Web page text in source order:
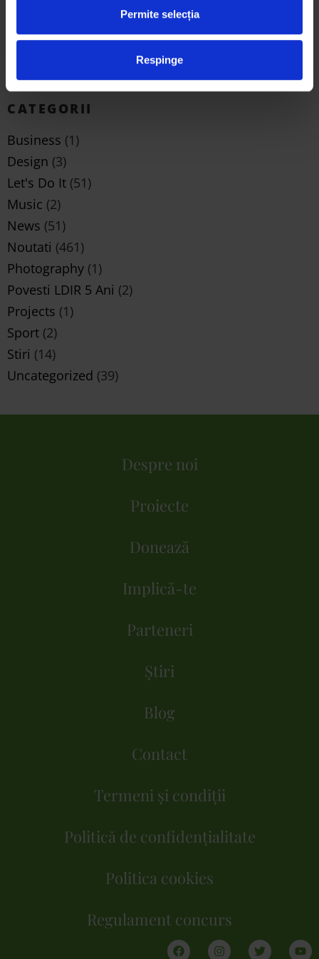
Permite selecția
Respinge
Arta eco prin ochii studenților: 3 proiecte
mai 25, 2026
CATEGORII
Business (1)
Design (3)
Let's Do It (51)
Music (2)
News (51)
Noutati (461)
Photography (1)
Povesti LDIR 5 Ani (2)
Projects (1)
Sport (2)
Stiri (14)
Uncategorized (39)
Despre noi
Proiecte
Donează
Implică-te
Parteneri
Știri
Blog
Contact
Termeni și condiții
Politică de confidențialitate
Politica cookies
Regulament concurs